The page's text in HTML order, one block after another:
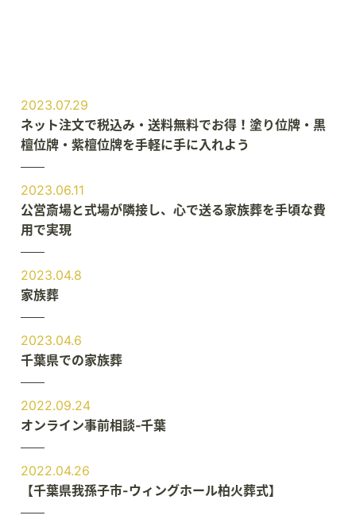
2023.07.29
ネット注文で税込み・送料無料でお得！塗り位牌・黒
檀位牌・紫檀位牌を手軽に手に入れよう
2023.06.11
公営斎場と式場が隣接し、心で送る家族葬を手頃な費
用で実現
2023.04.8
家族葬
2023.04.6
千葉県での家族葬
2022.09.24
オンライン事前相談‐千葉
2022.04.26
【千葉県我孫子市-ウィングホール柏火葬式】